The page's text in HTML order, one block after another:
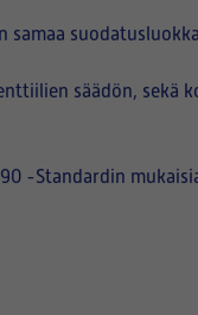
säädön, sekä
-Standardin